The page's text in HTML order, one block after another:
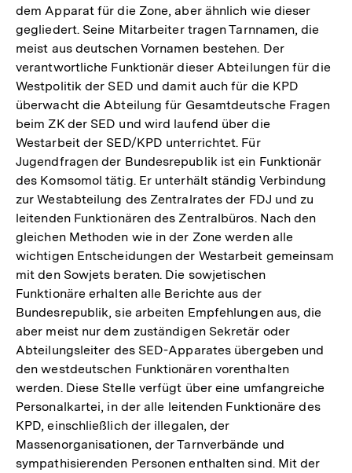
dem Apparat für die Zone, aber ähnlich wie dieser
gegliedert. Seine Mitarbeiter tragen Tarnnamen, die
meist aus deutschen Vornamen bestehen. Der
verantwortliche Funktionär dieser Abteilungen für die
Westpolitik der SED und damit auch für die KPD
überwacht die Abteilung für Gesamtdeutsche Fragen
beim ZK der SED und wird laufend über die
Westarbeit der SED/KPD unterrichtet. Für
Jugendfragen der Bundesrepublik ist ein Funktionär
des Komsomol tätig. Er unterhält ständig Verbindung
zur Westabteilung des Zentralrates der FDJ und zu
leitenden Funktionären des Zentralbüros. Nach den
gleichen Methoden wie in der Zone werden alle
wichtigen Entscheidungen der Westarbeit gemeinsam
mit den Sowjets beraten. Die sowjetischen
Funktionäre erhalten alle Berichte aus der
Bundesrepublik, sie arbeiten Empfehlungen aus, die
aber meist nur dem zuständigen Sekretär oder
Abteilungsleiter des SED-Apparates übergeben und
den westdeutschen Funktionären vorenthalten
werden. Diese Stelle verfügt über eine umfangreiche
Personalkartei, in der alle leitenden Funktionäre des
KPD, einschließlich der illegalen, der
Massenorganisationen, der Tarnverbände und
sympathisierenden Personen enthalten sind. Mit der